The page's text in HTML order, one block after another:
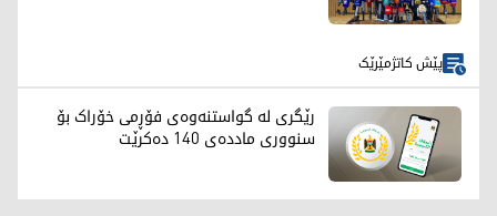
پێش کاتژمێرێک
رێگری لە گواستنەوەی فۆڕمی خۆراک بۆ
سنووری ماددەی 140 دەکرێت